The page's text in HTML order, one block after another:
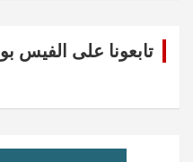
تابعونا على الفيس